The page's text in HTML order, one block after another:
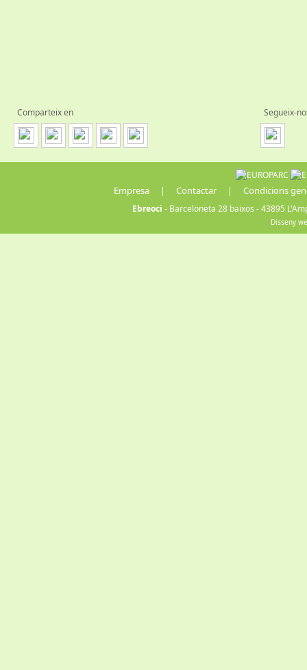
Comparteix en Segueix-
Empresa | Contactar | Condicions
Ebreoci - Barceloneta 28 baixos - 43895
Disseny